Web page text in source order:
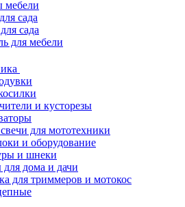
мебели
сада
сада
для мебели
и кусторезы
для мототехники
и оборудование
и шнеки
дома и дачи
для триммеров и мотокос